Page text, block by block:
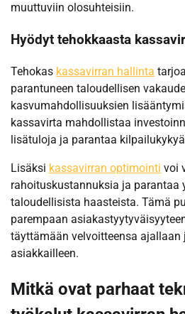
muuttuviin olosuhteisiin.
Hyödyt tehokkaasta
Tehokas kassavirran hallinta
parantuneen taloudellisen
kasvumahdollisuuksien
kassavirta mahdollistaa
lisätuloja ja parantaa
Lisäksi kassavirran optimointi voi
rahoituskustannuksia ja parantaa
taloudellisista haasteista. Tämä
parempaan
täyttämään velvoitteensa
asiakkailleen.
Mitkä ovat parhaat